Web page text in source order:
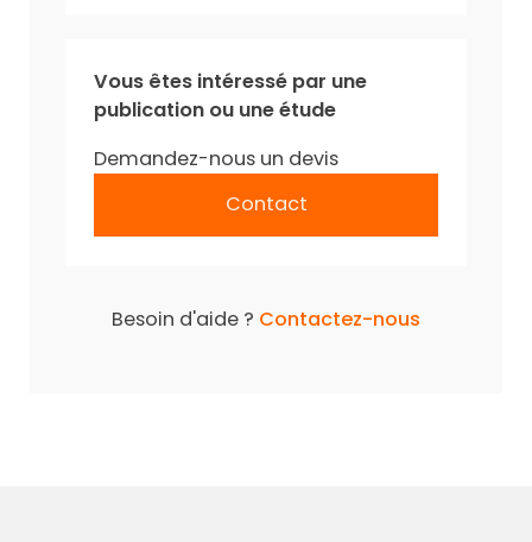
Vous êtes intéressé par une
publication ou une étude
Demandez-nous un devis
Contact
Besoin d'aide ? Contactez-nous